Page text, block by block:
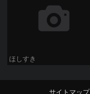
ほしすき
サイトマップ